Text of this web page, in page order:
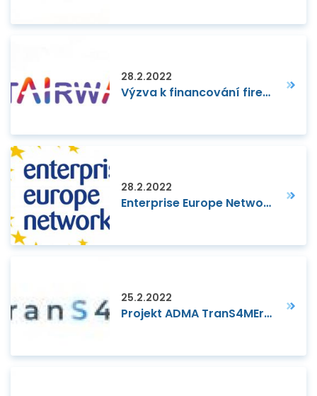
28.2.2022
Výzva k financování firem pro posílení jejich produktů a služeb v oblasti AI
28.2.2022
Enterprise Europe Network v letech 2022-2025
25.2.2022
Projekt ADMA TranS4MErs se představuje na webových stránkách